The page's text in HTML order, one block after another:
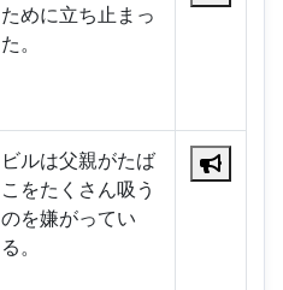
ために立ち止まっ
た。
ビルは父親がたば
こをたくさん吸う
のを嫌がってい
る。